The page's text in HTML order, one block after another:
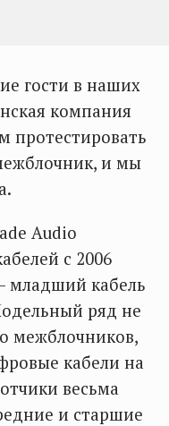
гости в наших
компания
протестировать
и мы
Audio
с 2006
младший кабель
ряд не
межблочников,
кабели на
весьма
и старшие